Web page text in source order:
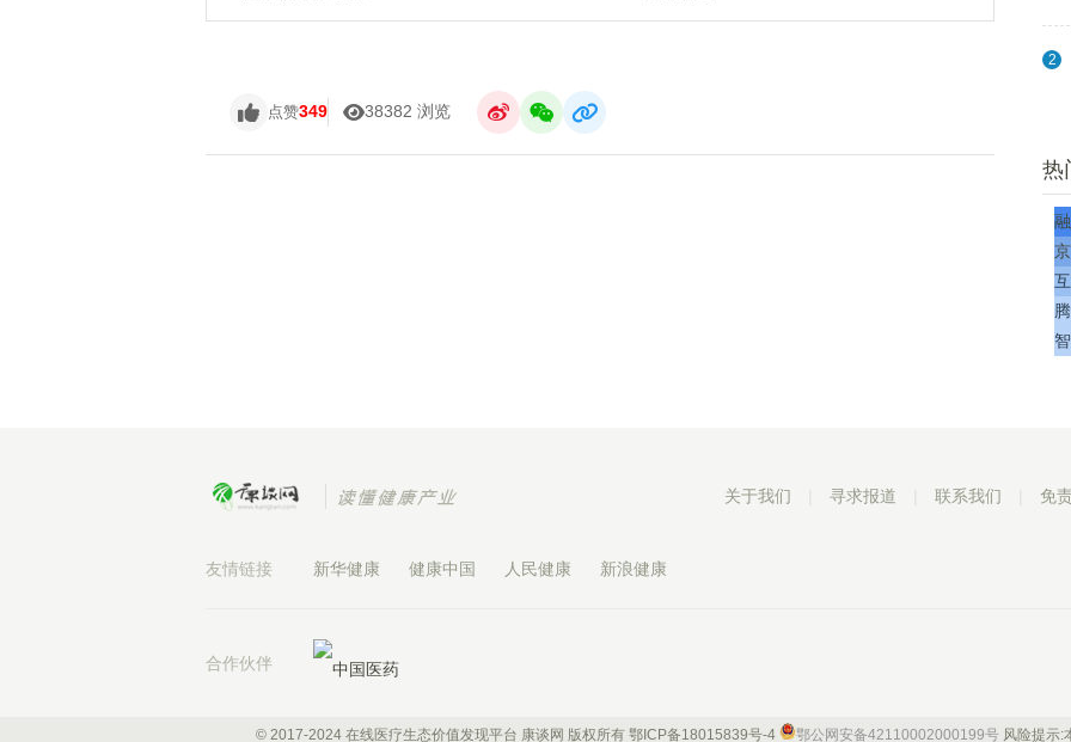
点赞349 38382 浏览
2
热
关于我们 寻求报道 联系我们 免
友情链接 新华健康 健康中国 人民健康 新浪健康
合作伙伴
© 2017-2024 在线医疗生态价值发现平台 康谈网 版权所有 鄂ICP备18015839号-4 鄂公网安备42110002000199号 风险提示: